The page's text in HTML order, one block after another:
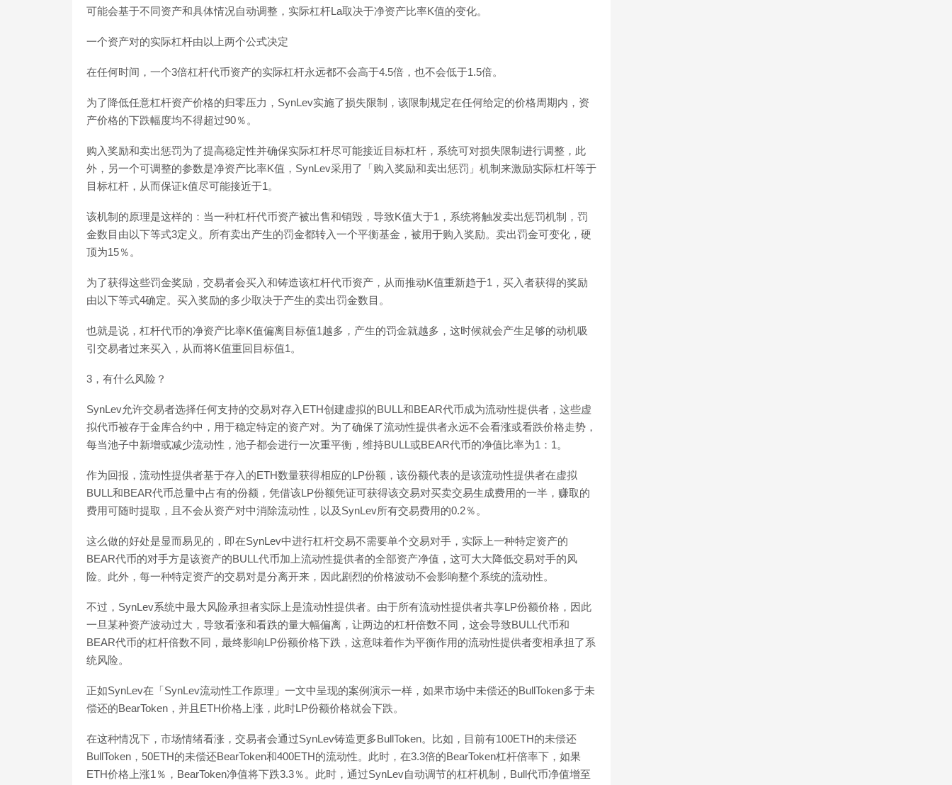
可能会基于不同资产和具体情况自动调整，实际杠杆La取决于净资产比率K值的变化。
一个资产对的实际杠杆由以上两个公式决定
在任何时间，一个3倍杠杆代币资产的实际杠杆永远都不会高于4.5倍，也不会低于1.5倍。
为了降低任意杠杆资产价格的归零压力，SynLev实施了损失限制，该限制规定在任何给定的价格周期内，资
产价格的下跌幅度均不得超过90％。
购入奖励和卖出惩罚为了提高稳定性并确保实际杠杆尽可能接近目标杠杆，系统可对损失限制进行调整，此
外，另一个可调整的参数是净资产比率K值，SynLev采用了「购入奖励和卖出惩罚」机制来激励实际杠杆等于
目标杠杆，从而保证k值尽可能接近于1。
该机制的原理是这样的：当一种杠杆代币资产被出售和销毁，导致K值大于1，系统将触发卖出惩罚机制，罚
金数目由以下等式3定义。所有卖出产生的罚金都转入一个平衡基金，被用于购入奖励。卖出罚金可变化，硬
顶为15％。
为了获得这些罚金奖励，交易者会买入和铸造该杠杆代币资产，从而推动K值重新趋于1，买入者获得的奖励
由以下等式4确定。买入奖励的多少取决于产生的卖出罚金数目。
也就是说，杠杆代币的净资产比率K值偏离目标值1越多，产生的罚金就越多，这时候就会产生足够的动机吸
引交易者过来买入，从而将K值重回目标值1。
3，有什么风险？
SynLev允许交易者选择任何支持的交易对存入ETH创建虚拟的BULL和BEAR代币成为流动性提供者，这些虚
拟代币被存于金库合约中，用于稳定特定的资产对。为了确保了流动性提供者永远不会看涨或看跌价格走势，
每当池子中新增或减少流动性，池子都会进行一次重平衡，维持BULL或BEAR代币的净值比率为1：1。
作为回报，流动性提供者基于存入的ETH数量获得相应的LP份额，该份额代表的是该流动性提供者在虚拟
BULL和BEAR代币总量中占有的份额，凭借该LP份额凭证可获得该交易对买卖交易生成费用的一半，赚取的
费用可随时提取，且不会从资产对中消除流动性，以及SynLev所有交易费用的0.2％。
这么做的好处是显而易见的，即在SynLev中进行杠杆交易不需要单个交易对手，实际上一种特定资产的
BEAR代币的对手方是该资产的BULL代币加上流动性提供者的全部资产净值，这可大大降低交易对手的风
险。此外，每一种特定资产的交易对是分离开来，因此剧烈的价格波动不会影响整个系统的流动性。
不过，SynLev系统中最大风险承担者实际上是流动性提供者。由于所有流动性提供者共享LP份额价格，因此
一旦某种资产波动过大，导致看涨和看跌的量大幅偏离，让两边的杠杆倍数不同，这会导致BULL代币和
BEAR代币的杠杆倍数不同，最终影响LP份额价格下跌，这意味着作为平衡作用的流动性提供者变相承担了系
统风险。
正如SynLev在「SynLev流动性工作原理」一文中呈现的案例演示一样，如果市场中未偿还的BullToken多于未
偿还的BearToken，并且ETH价格上涨，此时LP份额价格就会下跌。
在这种情况下，市场情绪看涨，交易者会通过SynLev铸造更多BullToken。比如，目前有100ETH的未偿还
BullToken，50ETH的未偿还BearToken和400ETH的流动性。此时，在3.3倍的BearToken杠杆倍率下，如果
ETH价格上涨1％，BearToken净值将下跌3.3％。此时，通过SynLev自动调节的杠杆机制，Bull代币净值增至